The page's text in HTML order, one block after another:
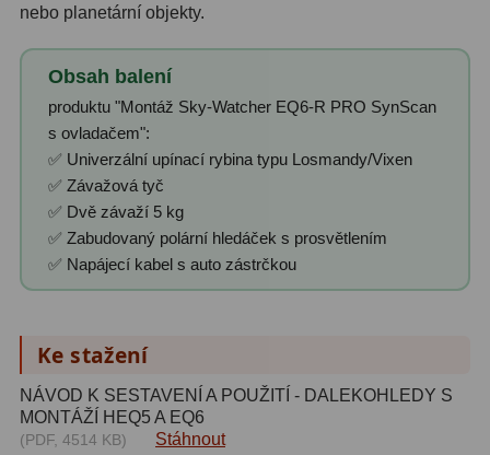
Turistické24
Myslivecké2
Pro pozorování přírody a
ornitologie18
Astronomické44
Lovecké a turistické113
Námořní 11
nebo planetární objekty.
Obsah balení
produktu "Montáž Sky-Watcher EQ6-R PRO SynScan
s ovladačem":
✅ Univerzální upínací rybina typu Losmandy/Vixen
✅ Závažová tyč
✅ Dvě závaží 5 kg
✅ Zabudovaný polární hledáček s prosvětlením
✅ Napájecí kabel s auto zástrčkou
Ke stažení
NÁVOD K SESTAVENÍ A POUŽITÍ - DALEKOHLEDY S
MONTÁŽÍ HEQ5 A EQ6
(PDF, 4514 KB) Stáhnout